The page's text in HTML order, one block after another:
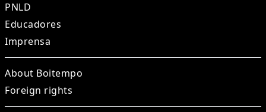
PNLD
Educadores
Imprensa
About Boitempo
Foreign rights